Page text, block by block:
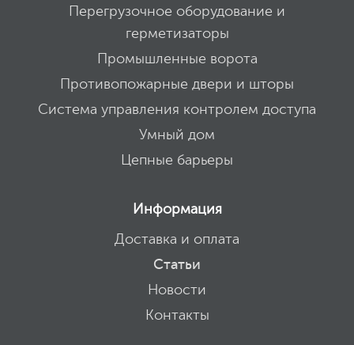
Перегрузочное оборудование и
герметизаторы
Промышленные ворота
Противопожарные двери и шторы
Система управления контролем доступа
Умный дом
Цепные барьеры
Информация
Доставка и оплата
Статьи
Новости
Контакты